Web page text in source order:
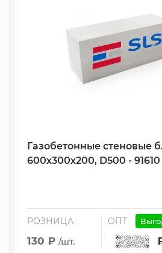
Газобетонные стеновые
600х300х200, D500 - 91610
РОЗНИЦА
130 ₽ /шт.
ОПТ